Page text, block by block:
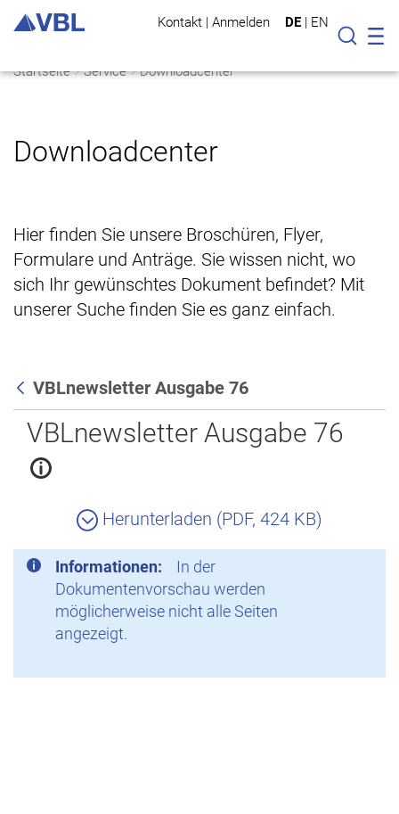
Kontakt | Anmelden DE | EN
Suche
Startseite Service Downloadcenter
Downloadcenter
Hier finden Sie unsere Broschüren, Flyer,
Formulare und Anträge. Sie wissen nicht, wo
sich Ihr gewünschtes Dokument befindet? Mit
unserer Suche finden Sie es ganz einfach.
Zurück
VBLnewsletter Ausgabe 76
VBLnewsletter Ausgabe 76
Herunterladen (PDF, 424 KB)
Informationen:
In der
Dokumentenvorschau werden
möglicherweise nicht alle Seiten
angezeigt.